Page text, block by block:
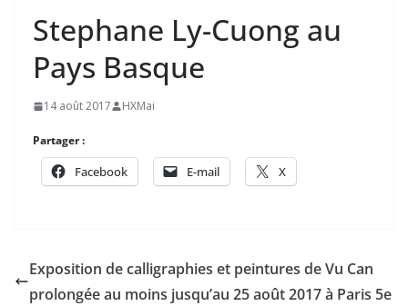
Stephane Ly-Cuong au
Pays Basque
14 août 2017 HXMai
Partager :
Facebook E-mail X
Exposition de calligraphies et peintures de Vu Can
prolongée au moins jusqu’au 25 août 2017 à Paris 5e